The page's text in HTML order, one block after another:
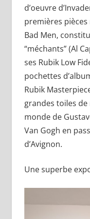
d’oeuvre
premières pièces
Bad Men,
“méchants” (Al
ses Rubik Low
pochettes
Rubik
grandes toiles de
monde de
Van Gogh en
d’Avignon.
Une superbe